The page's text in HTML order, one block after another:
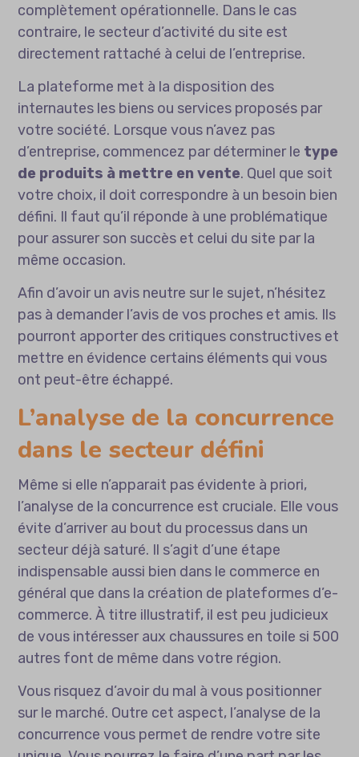
complètement opérationnelle. Dans le cas
contraire, le secteur d’activité du site est
directement rattaché à celui de l’entreprise.
La plateforme met à la disposition des
internautes les biens ou services proposés par
votre société. Lorsque vous n’avez pas
d’entreprise, commencez par déterminer le type
de produits à mettre en vente. Quel que soit
votre choix, il doit correspondre à un besoin bien
défini. Il faut qu’il réponde à une problématique
pour assurer son succès et celui du site par la
même occasion.
Afin d’avoir un avis neutre sur le sujet, n’hésitez
pas à demander l’avis de vos proches et amis. Ils
pourront apporter des critiques constructives et
mettre en évidence certains éléments qui vous
ont peut-être échappé.
L’analyse de la concurrence
dans le secteur défini
Même si elle n’apparait pas évidente à priori,
l’analyse de la concurrence est cruciale. Elle vous
évite d’arriver au bout du processus dans un
secteur déjà saturé. Il s’agit d’une étape
indispensable aussi bien dans le commerce en
général que dans la création de plateformes d’e-
commerce. À titre illustratif, il est peu judicieux
de vous intéresser aux chaussures en toile si 500
autres font de même dans votre région.
Vous risquez d’avoir du mal à vous positionner
sur le marché. Outre cet aspect, l’analyse de la
concurrence vous permet de rendre votre site